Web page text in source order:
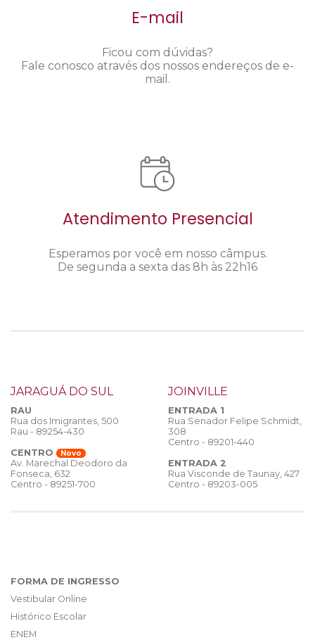
E-mail
Ficou com dúvidas?
Fale conosco através dos nossos endereços de e-
mail.
Atendimento Presencial
Esperamos por você em nosso câmpus.
De segunda a sexta das 8h às 22h16
JARAGUÁ DO SUL
RAU
Rua dos Imigrantes, 500
Rau - 89254-430
CENTRO
Novo
Av. Marechal Deodoro da
Fonseca, 632
Centro - 89251-700
JOINVILLE
ENTRADA 1
Rua Senador Felipe Schmidt,
308
Centro - 89201-440
ENTRADA 2
Rua Visconde de Taunay, 427
Centro - 89203-005
FORMA DE INGRESSO
Vestibular Online
Histórico Escolar
ENEM